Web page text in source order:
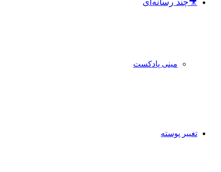
🎥چند رسانه‌ای
مینی پادکست
تغییر پوسته